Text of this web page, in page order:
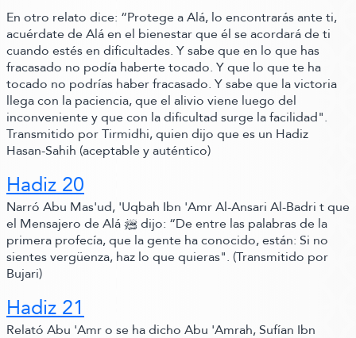
En otro relato dice: “Protege a Alá, lo encontrarás ante ti,
acuérdate de Alá en el bienestar que él se acordará de ti
cuando estés en dificultades. Y sabe que en lo que has
fracasado no podía haberte tocado. Y que lo que te ha
tocado no podrías haber fracasado. Y sabe que la victoria
llega con la paciencia, que el alivio viene luego del
inconveniente y que con la dificultad surge la facilidad".
Transmitido por Tirmidhi, quien dijo que es un Hadiz
Hasan-Sahih (aceptable y auténtico)
Hadiz 20
Narró Abu Mas'ud, 'Uqbah Ibn 'Amr Al-Ansari Al-Badri t que
el Mensajero de Alá ﷺ‬ dijo: “De entre las palabras de la
primera profecía, que la gente ha conocido,están:Si no
sientes vergüenza, haz lo que quieras". (Transmitido por
Bujari)
Hadiz 21
Relató Abu 'Amr o se ha dicho Abu 'Amrah, Sufían Ibn